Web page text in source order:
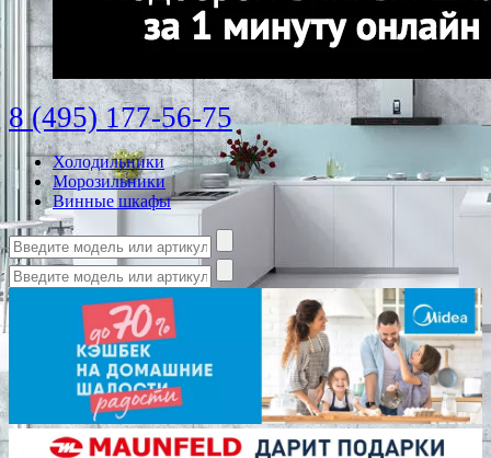
8 (495) 177-56-75
Холодильники
Морозильники
Винные шкафы